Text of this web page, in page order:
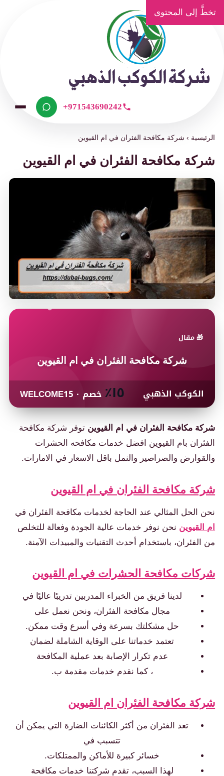
إلى المحتوى
+971543690242
›شركة مكافحة الفئران في ام القيوين
مكافحة الفئران في ام القيوين
🎁 مقال
شركة مكافحة الفئران في ام القيوين
الكوكب الذهبي ١٥٪ خصم · WELCOME15
مكافحة الفئران في ام القيوينتوفر شركة مكافحة
بام القيوين افضل خدمات مكافحه الحشرات
والصراصير والنمل باقل الاسعار في الامارات.
مكافحة الفئران في ام القيوين
الحل المثالي عند الحاجة لخدمات مكافحة الفئران في
نحن نوفر خدمات عالية الجودة وفعالة للتخلص
باستخدام أحدث التقنيات والمبيدات الآمنة.
مكافحة الحشرات في ام القيوين
لدينا فريق من الخبراء المدربين تدريبًا عاليًا في
مجال مكافحة الفئران، ونحن نعمل على
حل مشكلتك بسرعة وفي أسرع وقت ممكن.
تعتمد خدماتنا على الوقاية الشاملة لضمان
عدم تكرار الإصابة بعد عملية المكافحة
، كما نقدم خدمات مقدمة ب.
مكافحة الفئران ام القيوين
تعد الفئران من أكثر الكائنات الضارة التي يمكن أن
تتسبب في
خسائر كبيرة للأماكن والممتلكات.
لهذا السبب، تقدم شركتنا خدمات مكافحة